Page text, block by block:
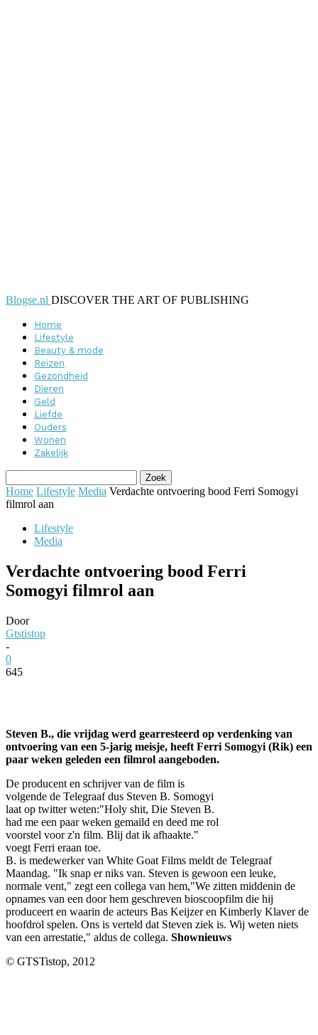
Blogse.nl DISCOVER THE ART OF PUBLISHING
Home
Lifestyle
Beauty & mode
Reizen
Gezondheid
Dieren
Geld
Liefde
Ouders
Wonen
Zakelijk
Home Lifestyle Media Verdachte ontvoering bood Ferri Somogyi
filmrol aan
Lifestyle
Media
Verdachte ontvoering bood Ferri
Somogyi filmrol aan
Door
Gtstistop
-
0
645
Steven B., die vrijdag werd gearresteerd op verdenking van
ontvoering van een 5-jarig meisje, heeft Ferri Somogyi (Rik) een
paar weken geleden een filmrol aangeboden.
De producent en schrijver van de film is
volgende de Telegraaf dus Steven B. Somogyi
laat op twitter weten:"Holy shit, Die Steven B.
had me een paar weken gemaild en deed me rol
voorstel voor z'n film. Blij dat ik afhaakte."
voegt Ferri eraan toe.
B. is medewerker van White Goat Films meldt de Telegraaf
Maandag. "Ik snap er niks van. Steven is gewoon een leuke,
normale vent," zegt een collega van hem,"We zitten middenin de
opnames van een door hem geschreven bioscoopfilm die hij
produceert en waarin de acteurs Bas Keijzer en Kimberly Klaver de
hoofdrol spelen. Ons is verteld dat Steven ziek is. Wij weten niets
van een arrestatie," aldus de collega. Shownieuws
© GTSTistop, 2012